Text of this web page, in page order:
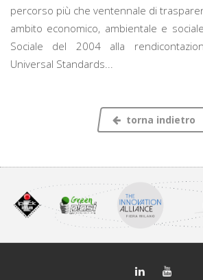
percorso più che ventennale di
ambito economico, ambientale e
Sociale del 2004 alla
Universal Standards...
torna indietro